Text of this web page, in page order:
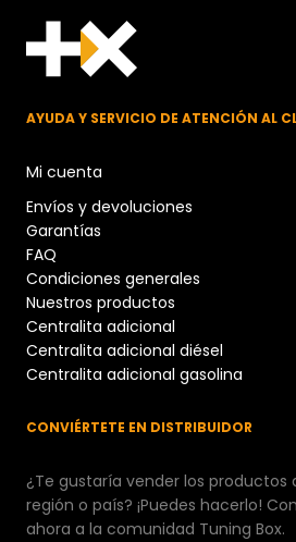
AYUDA Y SERVICIO DE ATENCIÓN AL
Mi cuenta
Envíos y devoluciones
Garantías
FAQ
Condiciones generales
Nuestros productos
Centralita adicional
Centralita adicional diésel
Centralita adicional gasolina
CONVIÉRTETE EN DISTRIBUIDOR
¿Te gustaría vender los productos
región o país? ¡Puedes hacerlo!
ahora a la comunidad Tuning Box.